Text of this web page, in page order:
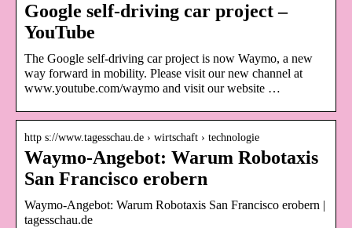
Google self-driving car project –
YouTube
The Google self-driving car project is now Waymo, a new
way forward in mobility. Please visit our new channel at
www.youtube.com/waymo and visit our website …
http s://www.tagesschau.de › wirtschaft › technologie
Waymo-Angebot: Warum Robotaxis
San Francisco erobern
Waymo-Angebot: Warum Robotaxis San Francisco erobern |
tagesschau.de